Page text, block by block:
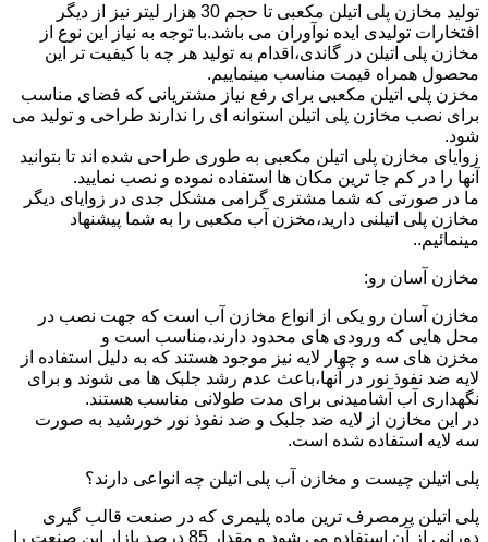
تولید مخازن پلی اتیلن مکعبی تا حجم 30 هزار لیتر نیز از دیگر
افتخارات تولیدی ایده نوآوران می باشد.با توجه به نیاز این نوع از
مخازن پلی اتیلن در گاندی،اقدام به تولید هر چه با کیفیت تر این
محصول همراه قیمت مناسب مینماییم.
مخزن پلی اتیلن مکعبی برای رفع نیاز مشتریانی که فضای مناسب
برای نصب مخازن پلی اتیلن استوانه ای را ندارند طراحی و تولید می
شود.
زوایای مخازن پلی اتیلن مکعبی به طوری طراحی شده اند تا بتوانید
آنها را در کم جا ترین مکان ها استفاده نموده و نصب نمایید.
ما در صورتی که شما مشتری گرامی مشکل جدی در زوایای دیگر
مخازن پلی اتیلنی دارید،مخزن آب مکعبی را به شما پیشنهاد
مینمائیم..
مخازن آسان رو:
مخازن آسان رو یکی از انواع مخازن آب است که جهت نصب در
محل هایی که ورودی های محدود دارند،مناسب است و
مخزن های سه و چهار لایه نیز موجود هستند که به دلیل استفاده از
لایه ضد نفوذ نور در آنها،باعث عدم رشد جلبک ها می شوند و برای
نگهداری آب آشامیدنی برای مدت طولانی مناسب هستند.
در این مخازن از لایه ضد جلبک و ضد نفوذ نور خورشید به صورت
سه لایه استفاده شده است.
پلی اتیلن چیست و مخازن آب پلی اتیلن چه انواعی دارند؟
پلی اتیلن پرمصرف ترین ماده پلیمری که در صنعت قالب گیری
دورانی از آن استفاده می شود و مقدار 85 درصد بازار این صنعت را